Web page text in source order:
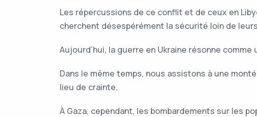
Les répercussions de ce conflit et de ceux en
cherchent désespérément la sécurité loin de
Aujourd’hui, la guerre en Ukraine résonne
Dans le même temps, nous assistons à une
lieu de crainte.
À Gaza, cependant, les bombardements sur les